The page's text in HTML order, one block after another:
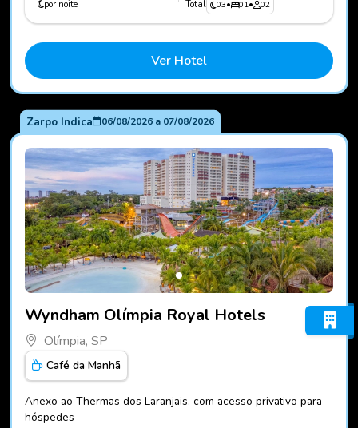
por noite Total 03• 01• 02
Ver Hotel
Zarpo Indica 06/08/2026a 07/08/2026
Wyndham Olímpia Royal Hotels
Olímpia, SP
Café da Manhã
Anexo ao Thermas dos Laranjais, com acesso privativo para
hóspedes